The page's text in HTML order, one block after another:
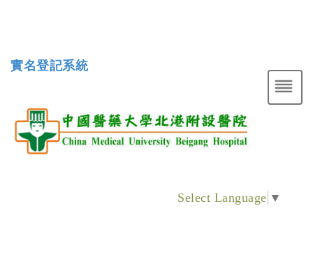
實名登記系統
Select Language ▼